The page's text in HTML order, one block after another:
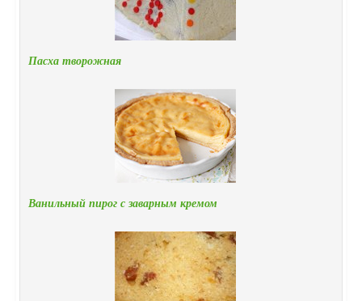
Пасха творожная
Ванильный пирог с заварным кремом